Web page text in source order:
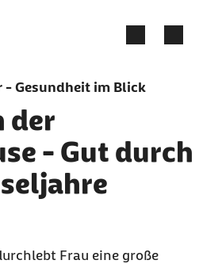
- Gesundheit im Blick
der
- Gut durch
Frau eine große